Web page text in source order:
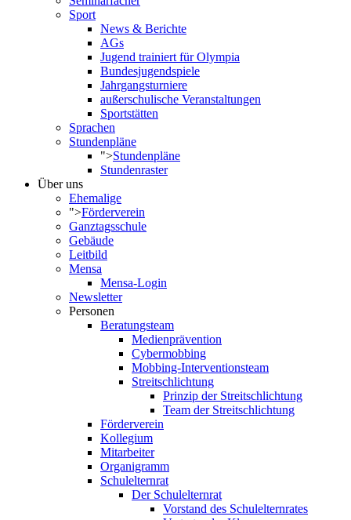
Sport
News & Berichte
AGs
Jugend trainiert für Olympia
Bundesjugendspiele
Jahrgangsturniere
außerschulische Veranstaltungen
Sportstätten
Sprachen
Stundenpläne
">Stundenpläne
Stundenraster
Über uns
Ehemalige
">Förderverein
Ganztagsschule
Gebäude
Leitbild
Mensa
Mensa-Login
Newsletter
Personen
Beratungsteam
Medienprävention
Cybermobbing
Mobbing-Interventionsteam
Streitschlichtung
Prinzip der Streitschlichtung
Team der Streitschlichtung
Förderverein
Kollegium
Mitarbeiter
Organigramm
Schulelternrat
Der Schulelternrat
Vorstand des Schulelternrates